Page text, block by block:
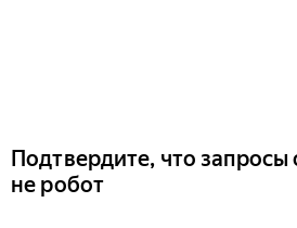
Подтвердите, что запросы
не робот